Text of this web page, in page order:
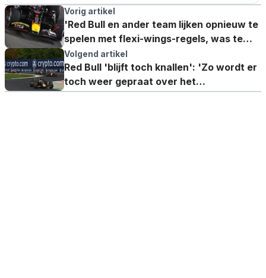
Vorig artikel
'Red Bull en ander team lijken opnieuw te
spelen met flexi-wings-regels, was te
zien in Singapore'
Volgend artikel
Red Bull 'blijft toch knallen': 'Zo wordt er
toch weer gepraat over het
kampioenschap'